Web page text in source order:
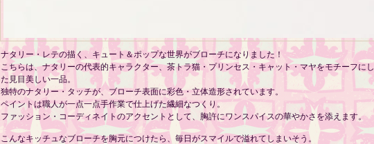
ナタリー・レテの描く、キュート＆ポップな世界がブローチになりました！
こちらは、ナタリーの代表的キャラクター、茶トラ猫・プリンセス・キャット・マヤをモチーフにし
た見目美しい一品。
独特のナタリー・タッチが、ブローチ表面に彩色・立体造形されています。
ペイントは職人が一点一点手作業で仕上げた繊細なつくり。
ファッション・コーディネイトのアクセントとして、胸許にワンスパイスの華やかさを添えます。
こんなキッチュなブローチを胸元につけたら、毎日がスマイルで溢れてしまいそう。